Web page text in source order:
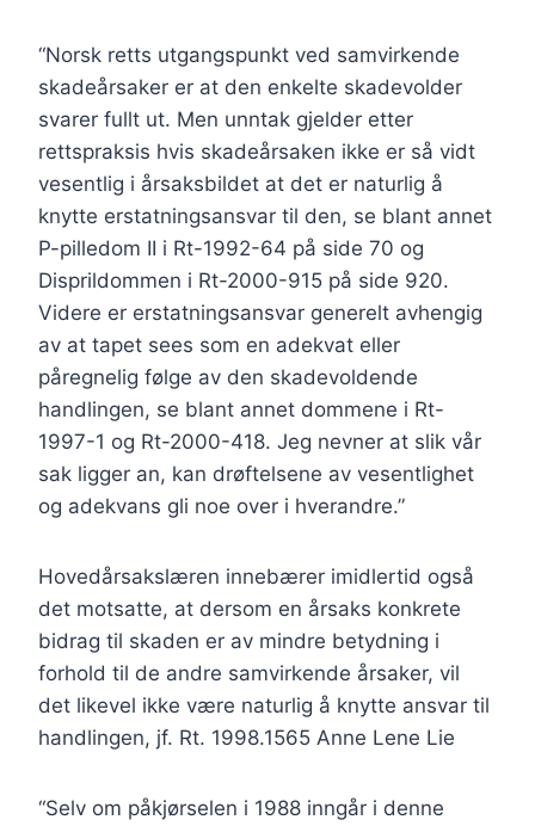
“Norsk retts utgangspunkt ved samvirkende
skadeårsaker er at den enkelte skadevolder
svarer fullt ut. Men unntak gjelder etter
rettspraksis hvis skadeårsaken ikke er så vidt
vesentlig i årsaksbildet at det er naturlig å
knytte erstatningsansvar til den, se blant annet
P-pilledom II i Rt-1992-64 på side 70 og
Disprildommen i Rt-2000-915 på side 920.
Videre er erstatningsansvar generelt avhengig
av at tapet sees som en adekvat eller
påregnelig følge av den skadevoldende
handlingen, se blant annet dommene i Rt-
1997-1 og Rt-2000-418. Jeg nevner at slik vår
sak ligger an, kan drøftelsene av vesentlighet
og adekvans gli noe over i hverandre.”
Hovedårsakslæren innebærer imidlertid også
det motsatte, at dersom en årsaks konkrete
bidrag til skaden er av mindre betydning i
forhold til de andre samvirkende årsaker, vil
det likevel ikke være naturlig å knytte ansvar til
handlingen, jf. Rt. 1998.1565 Anne Lene Lie
“Selv om påkjørselen i 1988 inngår i denne